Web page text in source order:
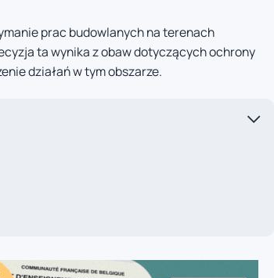
prac budowlanych na terenach
ta wynika z obaw dotyczących ochrony
działań w tym obszarze.